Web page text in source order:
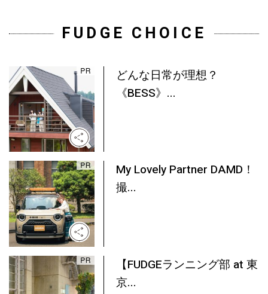
FUDGE CHOICE
どんな日常が理想？
《BESS》...
My Lovely Partner DAMD！
撮...
【FUDGEランニング部 at 東
京...